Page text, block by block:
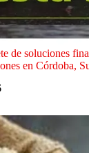
de soluciones
en Córdoba,